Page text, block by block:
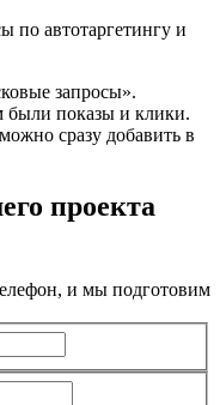
по автотаргетингу и
запросы».
были показы и клики.
сразу добавить в
проекта
и мы подготовим